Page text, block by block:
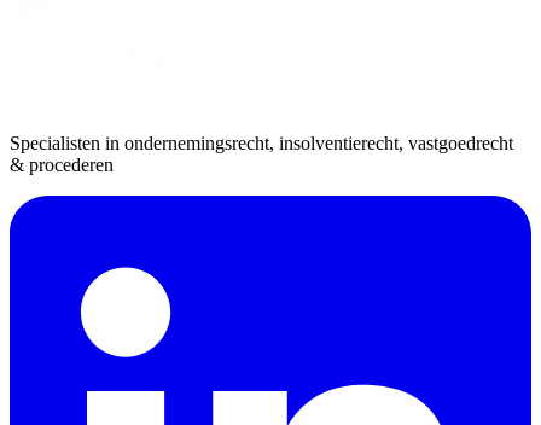
Specialisten in ondernemingsrecht, insolventierecht, vastgoedrecht
& procederen